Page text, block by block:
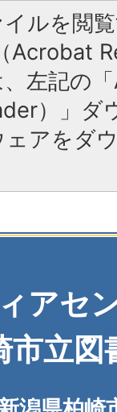
イルを閲
Acrobat
左記の
）」ダ
アをダ
アセ
市立図